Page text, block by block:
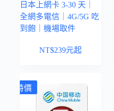
日本上網卡 3-30 天｜
全網多電信｜4G/5G 吃
到飽｜機場取件
NT$239元起
特價